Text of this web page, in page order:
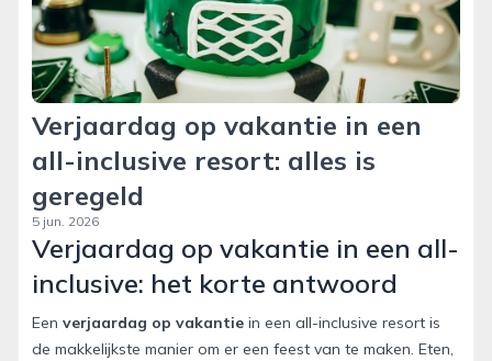
Verjaardag op vakantie in een
all-inclusive resort: alles is
geregeld
5 jun. 2026
Verjaardag op vakantie in een all-
inclusive: het korte antwoord
Een verjaardag op vakantie in een all-inclusive resort is
de makkelijkste manier om er een feest van te maken. Eten,